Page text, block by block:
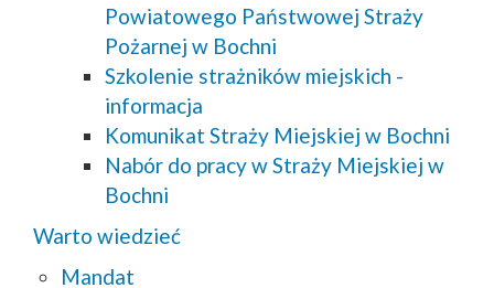
Powiatowego Państwowej Straży
Pożarnej w Bochni
Szkolenie strażników miejskich -
informacja
Komunikat Straży Miejskiej w Bochni
Nabór do pracy w Straży Miejskiej w
Bochni
Warto wiedzieć
Mandat